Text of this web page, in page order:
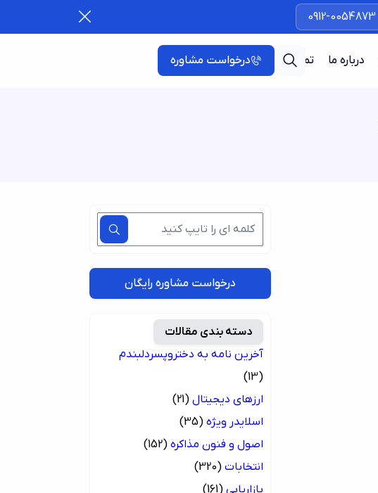
0912-0054873
درباره ما تماس با ما درخواست مشاوره
درخواست مشاوره رایگان
دسته بندی مقالات
آخرین نامه به دختروپسردلبندم
(13)
ارزهای دیجیتال (21)
اسلایدر ویژه (35)
اصول و فنون مذاکره (152)
انتخابات (320)
بازاریابی (161)